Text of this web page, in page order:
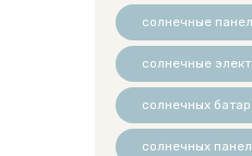
солнечные
солнечные
солнечных
солнечных